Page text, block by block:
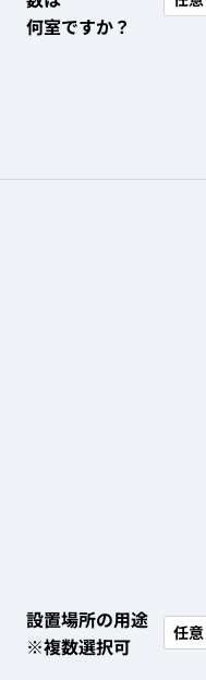
何室ですか？
設置場所の用途
※複数選択可
任意